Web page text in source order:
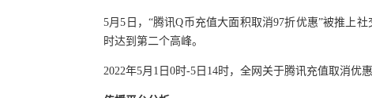
5月5日，“腾讯Q币充值大面积取消97折优惠”被推上
时达到第二个高峰。
2022年5月1日0时-5日14时，全网关于腾讯充值取消优